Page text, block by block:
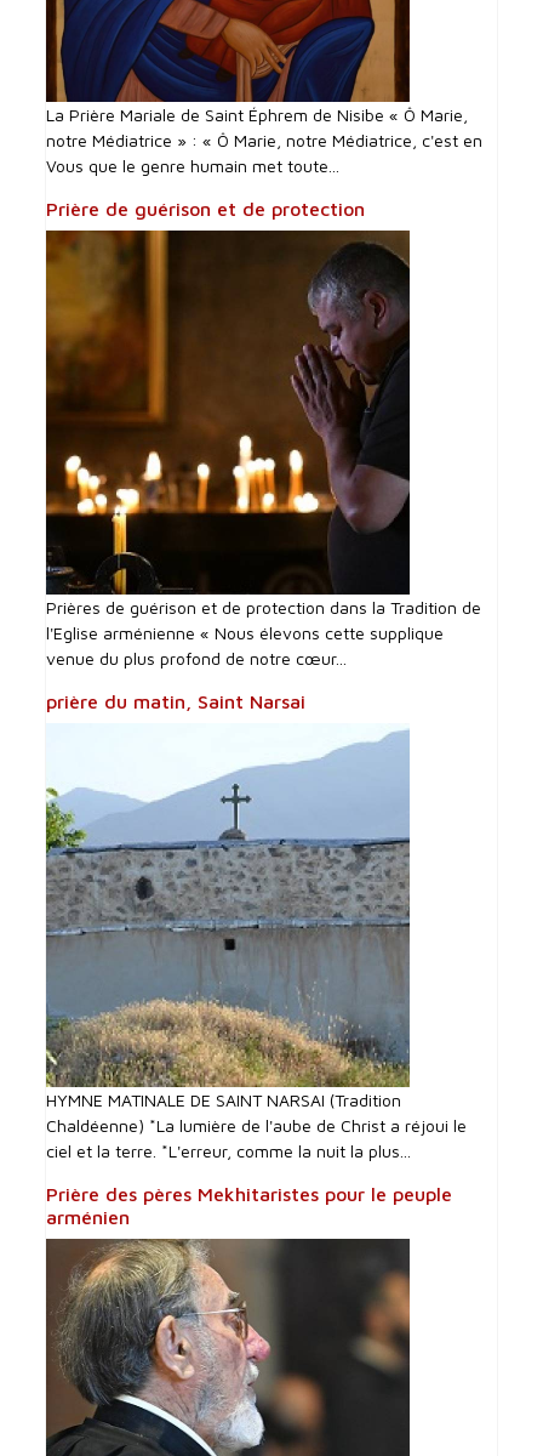
La Prière Mariale de Saint Éphrem de Nisibe « Ô Marie,
notre Médiatrice » : « Ô Marie, notre Médiatrice, c'est en
Vous que le genre humain met toute...
Prière de guérison et de protection
Prières de guérison et de protection dans la Tradition de
l'Eglise arménienne « Nous élevons cette supplique
venue du plus profond de notre cœur...
prière du matin, Saint Narsai
HYMNE MATINALE DE SAINT NARSAI (Tradition
Chaldéenne) *La lumière de l'aube de Christ a réjoui le
ciel et la terre. *L'erreur, comme la nuit la plus...
Prière des pères Mekhitaristes pour le peuple
arménien